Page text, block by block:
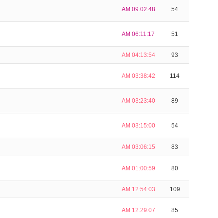
AM 09:02:48 54
AM 06:11:17 51
AM 04:13:54 93
AM 03:38:42 114
AM 03:23:40 89
AM 03:15:00 54
AM 03:06:15 83
AM 01:00:59 80
AM 12:54:03 109
AM 12:29:07 85